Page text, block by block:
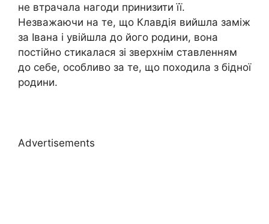
не втрачала нагоди принизити її.
Незважаючи на те, що Клавдія вийшла заміж
за Івана і увійшла до його родини, вона
постійно стикалася зі зверхнім ставленням
до себе, особливо за те, що походила з бідної
родини.
Advertisements